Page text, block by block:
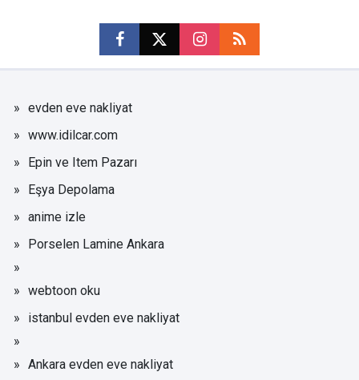
evden eve nakliyat
www.idilcar.com
Epin ve Item Pazarı
Eşya Depolama
anime izle
Porselen Lamine Ankara
webtoon oku
istanbul evden eve nakliyat
Ankara evden eve nakliyat